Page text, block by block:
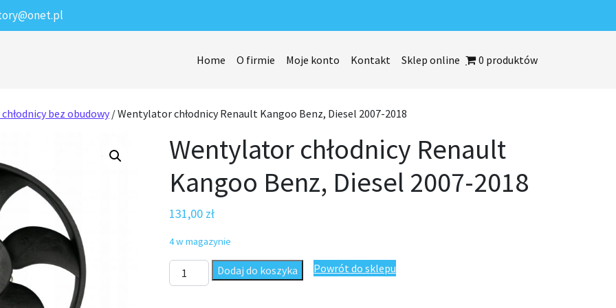
Home O firmie Moje konto Kontakt Sklep online 0 produktów
bez obudowy / Wentylator chłodnicy Renault Kangoo Benz, Diesel 2007-2018
Wentylator chłodnicy Renault
Kangoo Benz, Diesel 2007-2018
131,00 zł
4 w magazynie
ilość Wentylator chłodnicy Renault Kangoo Benz, Diesel 2007-2018
Dodaj do koszyka Powrót do sklepu